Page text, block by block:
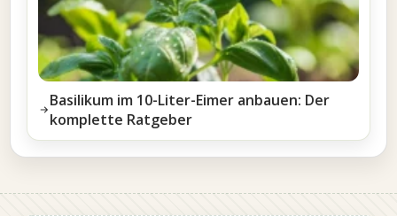
Basilikum im 10-Liter-Eimer anbauen: Der
komplette Ratgeber